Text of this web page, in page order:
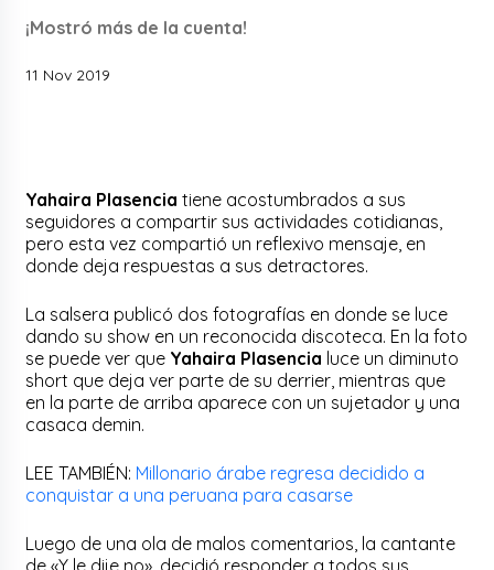
¡Mostró más de la cuenta!
11 Nov 2019
Yahaira Plasencia tiene acostumbrados a sus
seguidores a compartir sus actividades cotidianas,
pero esta vez compartió un reflexivo mensaje, en
donde deja respuestas a sus detractores.
La salsera publicó dos fotografías en donde se luce
dando su show en un reconocida discoteca. En la foto
se puede ver que Yahaira Plasencia luce un diminuto
short que deja ver parte de su derrier, mientras que
en la parte de arriba aparece con un sujetador y una
casaca demin.
LEE TAMBIÉN: Millonario árabe regresa decidido a
conquistar a una peruana para casarse
Luego de una ola de malos comentarios, la cantante
de «Y le dije no», decidió responder a todos sus